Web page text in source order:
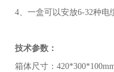
4、一盒可以安放6-32种电
技术参数：
箱体尺寸：